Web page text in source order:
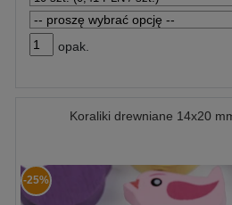
opak.
Koraliki drewniane 14x20
-25%